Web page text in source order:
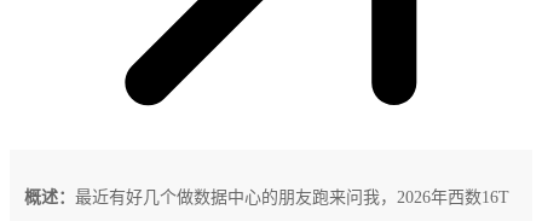
概述： 最近有好几个做数据中心的朋友跑来问我，2026年西数16T